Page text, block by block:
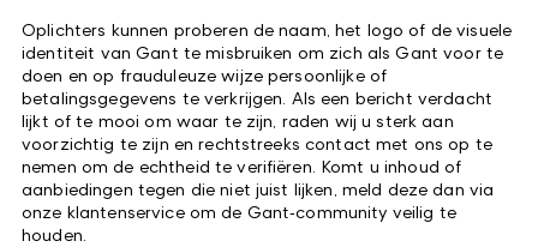
Oplichters kunnen proberen de naam, het logo of de visuele
identiteit van Gant te misbruiken om zich als Gant voor te
doen en op frauduleuze wijze persoonlijke of
betalingsgegevens te verkrijgen. Als een bericht verdacht
lijkt of te mooi om waar te zijn, raden wij u sterk aan
voorzichtig te zijn en rechtstreeks contact met ons op te
nemen om de echtheid te verifiëren. Komt u inhoud of
aanbiedingen tegen die niet juist lijken, meld deze dan via
onze klantenservice om de Gant‑community veilig te
houden.